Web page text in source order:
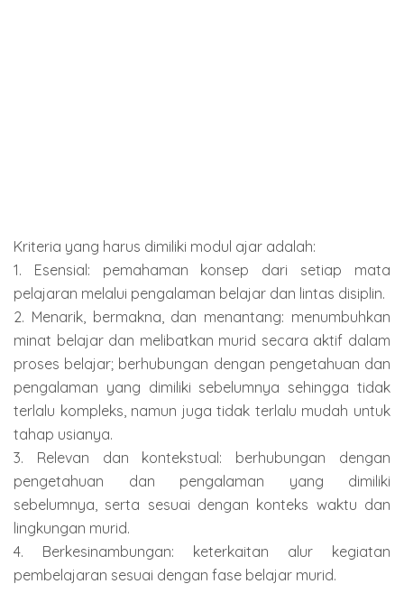
Kriteria yang harus dimiliki modul ajar adalah:
1. Esensial: pemahaman konsep dari setiap mata
pelajaran melalui pengalaman belajar dan lintas disiplin.
2. Menarik, bermakna, dan menantang: menumbuhkan
minat belajar dan melibatkan murid secara aktif dalam
proses belajar; berhubungan dengan pengetahuan dan
pengalaman yang dimiliki sebelumnya sehingga tidak
terlalu kompleks, namun juga tidak terlalu mudah untuk
tahap usianya.
3. Relevan dan kontekstual: berhubungan dengan
pengetahuan dan pengalaman yang dimiliki
sebelumnya, serta sesuai dengan konteks waktu dan
lingkungan murid.
4. Berkesinambungan: keterkaitan alur kegiatan
pembelajaran sesuai dengan fase belajar murid.